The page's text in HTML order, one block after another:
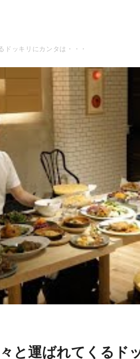
ドッキリにカンタは・・・
と運ばれてくるド